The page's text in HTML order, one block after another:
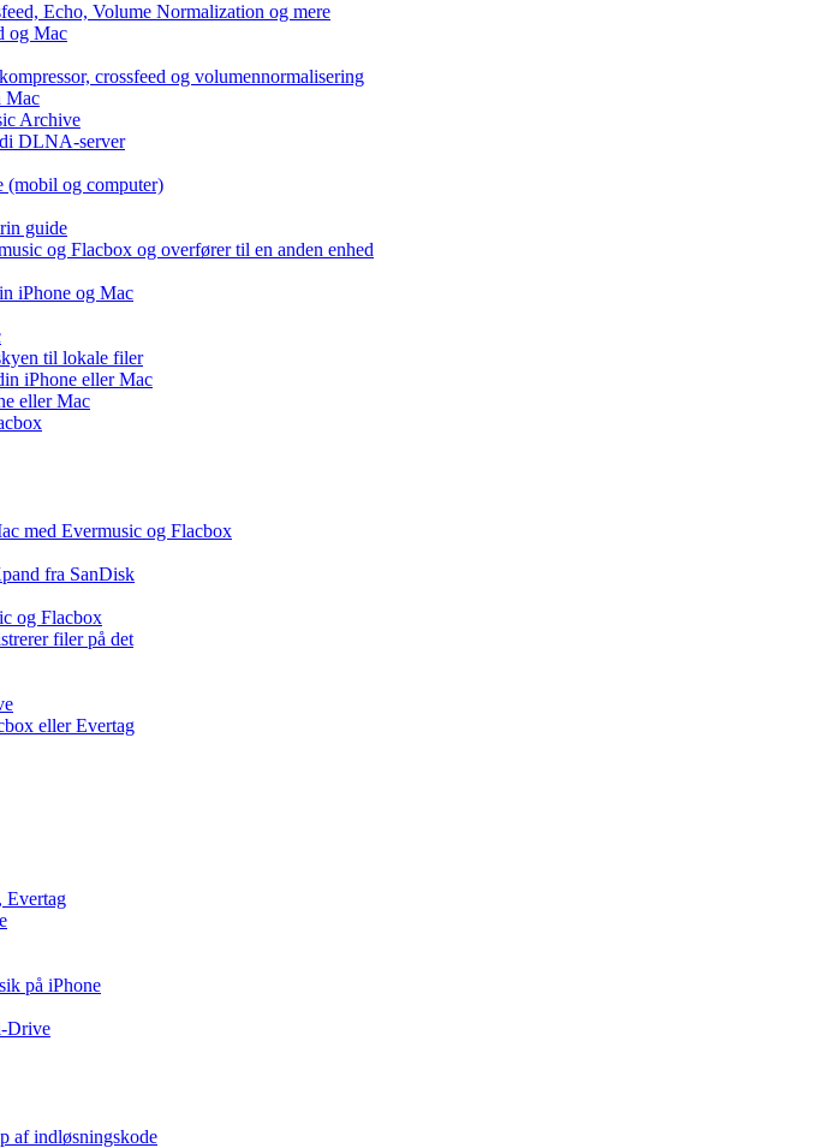
Echo, Volume Normalization og mere
og Mac
crossfeed og volumennormalisering
Mac
Archive
DLNA-server
(mobil og computer)
guide
og Flacbox og overfører til en anden enhed
iPhone og Mac
til lokale filer
iPhone eller Mac
eller Mac
med Evermusic og Flacbox
fra SanDisk
og Flacbox
filer på det
eller Evertag
Evertag
på iPhone
Drive
af indløsningskode